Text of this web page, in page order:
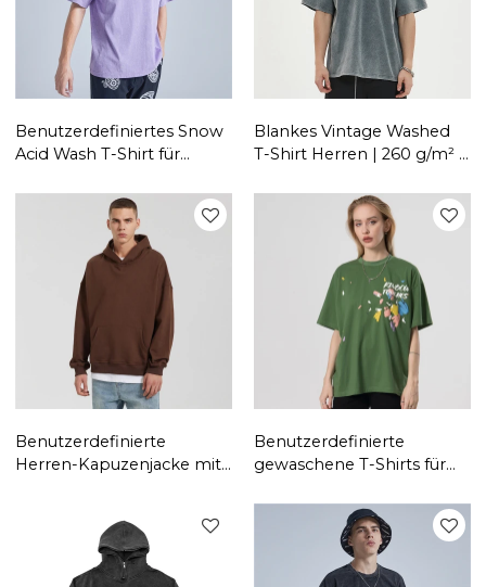
Benutzerdefiniertes Snow
Acid Wash T-Shirt für
Vintage-Waschung, 220
g/m² Baumwollhemd
Blankes Vintage Washed
T-Shirt Herren | 260 g/m² |
Hersteller von Streetwear-
Benutzerdefinierte
Herren-Kapuzenjacke mit
Casual Langarm-Tops |
Lose Paar-Hoodies
Benutzerdefinierte
gewaschene T-Shirts für
Benutzerdefinierte Puff-
Druck-T-Shirts aus 100 %
Baumwolle| Großhandel
für Tanzsport-T-Shirts